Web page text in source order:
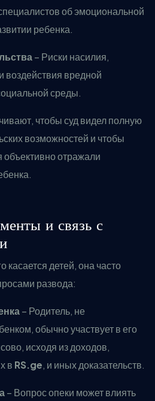
об эмоциональной
ребенка.
– Риски насилия,
воздействия вредной
среды.
чтобы суд видел полную
возможностей и чтобы
объективно отражали
и связь с
касается детей, она часто
развода:
– Родитель, не
обычно участвует в его
исходя из доходов,
в RS.ge, и иных доказательств.
– Вопрос опеки может влиять